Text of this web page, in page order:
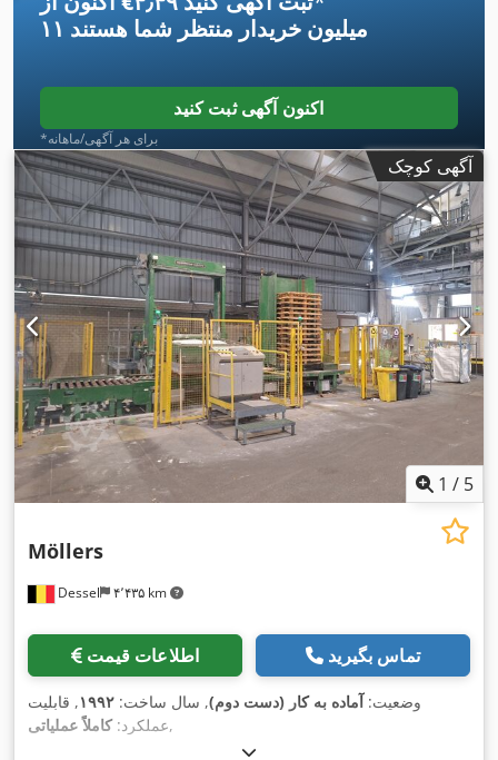
۱۱ میلیون خریدار منتظر شما هستند
اکنون آگهی ثبت کنید
*برای هر آگهی/ماهانه
آگهی کوچک
1 / 5
Dessel ۴٬۴۳۵ km
Möllers
اطلاعات قیمت تماس بگیرید
وضعیت:آماده به کار (دست دوم), سال ساخت: ۱۹۹۲, قابلیت
عملکرد:کاملاً عملیاتی ,